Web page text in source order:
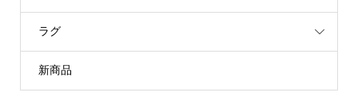
ラグ
新商品